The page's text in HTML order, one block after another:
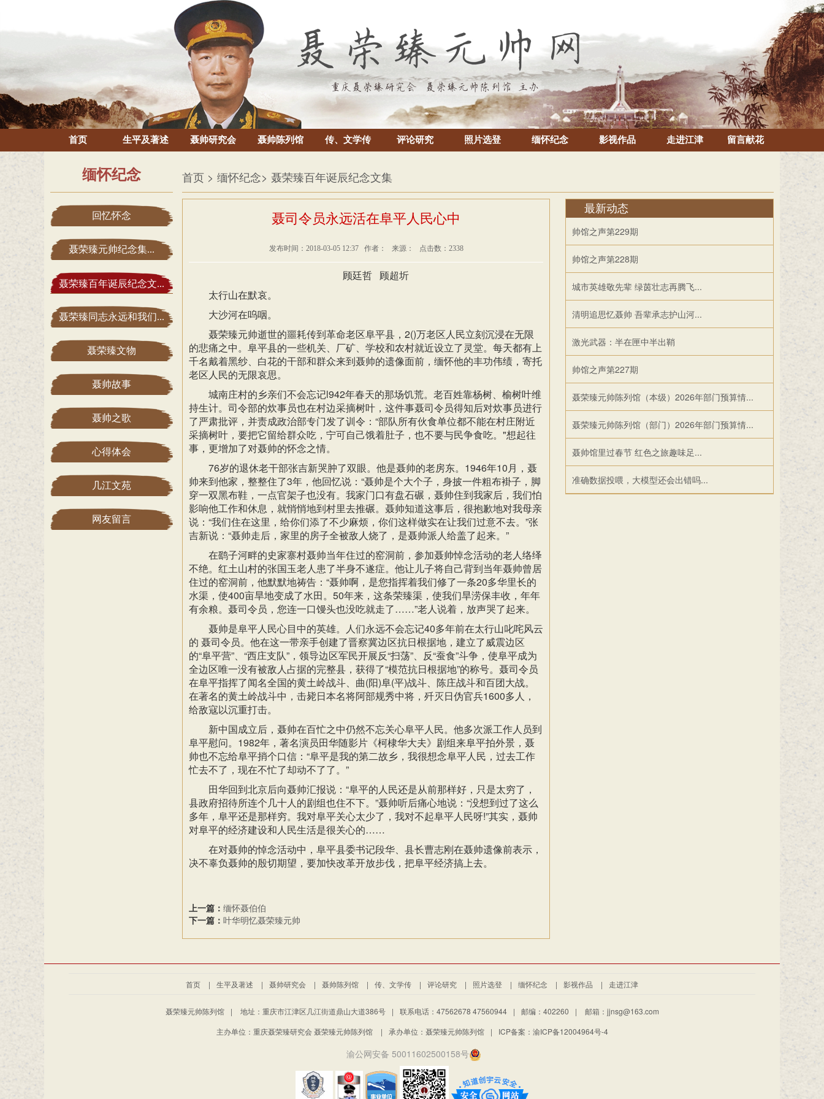
首页 生平及著述 聂帅研究会 聂帅陈列馆 传、文学传 评论研究 照片选登 缅怀纪念 影视作品 走进江津 留言献花
缅怀纪念
回忆怀念
聂荣臻元帅纪念集...
聂荣臻百年诞辰纪念文...
聂荣臻同志永远和我们...
聂荣臻文物
聂帅故事
聂帅之歌
心得体会
几江文苑
网友留言
首页 > 缅怀纪念> 聂荣臻百年诞辰纪念文集
聂司令员永远活在阜平人民心中
发布时间：2018-03-05 12:37 作者： 来源： 点击数：2338
顾廷哲 顾超圻
太行山在默哀。
大沙河在呜咽。
聂荣臻元帅逝世的噩耗传到革命老区阜平县，2()万老区人民立刻沉浸在无限
的悲痛之中。阜平县的一些机关、厂矿、学校和农村就近设立了灵堂。每天都有上
千名戴着黑纱、白花的干部和群众来到聂帅的遗像面前，缅怀他的丰功伟绩，寄托
老区人民的无限哀思。
城南庄村的乡亲们不会忘记l942年春天的那场饥荒。老百姓靠杨树、榆树叶维
持生计。司令部的炊事员也在村边采摘树叶，这件事聂司令员得知后对炊事员进行
了严肃批评，并责成政治部专门发了训令：“部队所有伙食单位都不能在村庄附近
采摘树叶，要把它留给群众吃，宁可自己饿着肚子，也不要与民争食吃。"想起往
事，更增加了对聂帅的怀念之情。
76岁的退休老干部张吉新哭肿了双眼。他是聂帅的老房东。1946年10月，聂
帅来到他家，整整住了3年，他回忆说：“聂帅是个大个子，身披一件粗布褂子，脚
穿一双黑布鞋，一点官架子也没有。我家门口有盘石碾，聂帅住到我家后，我们怕
影响他工作和休息，就悄悄地到村里去推碾。聂帅知道这事后，很抱歉地对我母亲
说：“我们住在这里，给你们添了不少麻烦，你们这样做实在让我们过意不去。”张
吉新说：“聂帅走后，家里的房子全被敌人烧了，是聂帅派人给盖了起来。”
在鹞子河畔的史家寨村聂帅当年住过的窑洞前，参加聂帅悼念活动的老人络绎
不绝。红土山村的张国玉老人患了半身不遂症。他让儿子将自己背到当年聂帅曾居
住过的窑洞前，他默默地祷告：“聂帅啊，是您指挥着我们修了一条20多华里长的
水渠，使400亩旱地变成了水田。50年来，这条荣臻渠，使我们旱涝保丰收，年年
有余粮。聂司令员，您连一口馒头也没吃就走了……”老人说着，放声哭了起来。
聂帅是阜平人民心目中的英雄。人们永远不会忘记40多年前在太行山叱咤风云
的 聂司令员。他在这一带亲手创建了晋察冀边区抗日根据地，建立了威震边区
的“阜平营”、“西庄支队”，领导边区军民开展反“扫荡”、反“蚕食”斗争，使阜平成为
全边区唯一没有被敌人占据的完整县，获得了“模范抗日根据地”的称号。聂司令员
在阜平指挥了闻名全国的黄土岭战斗、曲(阳)阜(平)战斗、陈庄战斗和百团大战。
在著名的黄土岭战斗中，击毙日本名将阿部规秀中将，歼灭日伪官兵1600多人，
给敌寇以沉重打击。
新中国成立后，聂帅在百忙之中仍然不忘关心阜平人民。他多次派工作人员到
阜平慰问。1982年，著名演员田华随影片《柯棣华大夫》剧组来阜平拍外景，聂
帅也不忘给阜平捎个口信：“阜平是我的第二故乡，我很想念阜平人民，过去工作
忙去不了，现在不忙了却动不了了。”
田华回到北京后向聂帅汇报说：“阜平的人民还是从前那样好，只是太穷了，
县政府招待所连个几十人的剧组也住不下。”聂帅听后痛心地说：“没想到过了这么
多年，阜平还是那样穷。我对阜平关心太少了，我对不起阜平人民呀!”其实，聂帅
对阜平的经济建设和人民生活是很关心的……
在对聂帅的悼念活动中，阜平县委书记段华、县长曹志刚在聂帅遗像前表示，
决不辜负聂帅的殷切期望，要加快改革开放步伐，把阜平经济搞上去。
上一篇： 缅怀聂伯伯
下一篇： 叶华明忆聂荣臻元帅
最新动态
帅馆之声第229期
帅馆之声第228期
城市英雄敬先辈 绿茵壮志再腾飞...
清明追思忆聂帅 吾辈承志护山河...
激光武器：半在匣中半出鞘
帅馆之声第227期
聂荣臻元帅陈列馆（本级）2026年部门预算情...
聂荣臻元帅陈列馆（部门）2026年部门预算情...
聂帅馆里过春节 红色之旅趣味足...
准确数据投喂，大模型还会出错吗...
首页 | 生平及著述 | 聂帅研究会 | 聂帅陈列馆 | 传、文学传 | 评论研究 | 照片选登 | 缅怀纪念 | 影视作品 | 走进江津
聂荣臻元帅陈列馆 | 地址：重庆市江津区几江街道鼎山大道386号 | 联系电话：47562678 47560944 | 邮编：402260 |
邮箱：jjnsg@163.com
主办单位：重庆聂荣臻研究会 聂荣臻元帅陈列馆
| 承办单位：聂荣臻元帅陈列馆 | ICP备案：渝ICP备12004964号-4
渝公网安备 50011602500158号